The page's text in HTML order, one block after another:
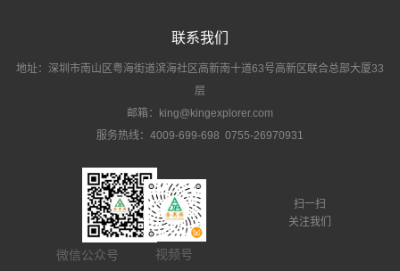
联系我们
地址：深圳市南山区粤海街道滨海社区高新南十道63号高新区联合总部大厦33
层
邮箱：king@kingexplorer.com
服务热线：4009-699-698 0755-26970931
微信公众号 视频号
扫一扫
关注我们